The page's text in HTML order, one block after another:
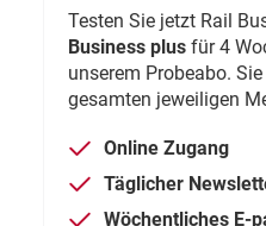
Testen Sie jetzt Rail
Business plus für 4
unserem Probeabo.
gesamten jeweiligen
Online Zugang
Täglicher
Wöchentliches E-